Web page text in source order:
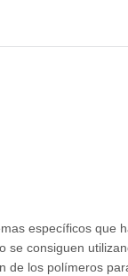
específicos que
consiguen
de los polímeros